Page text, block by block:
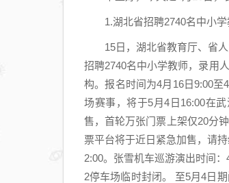
1.湖北省招聘2740名中小学
15日，湖北省教育厅、省人
招聘2740名中小学教师，录用
构。报名时间为4月16日9:00
场赛事，将于5月4日16:00在
售，首轮万张门票上架仅20分
票平台将于近日紧急加售，请
2:00。张雪机车巡游演出时间
2停车场临时封闭。 至5月4日